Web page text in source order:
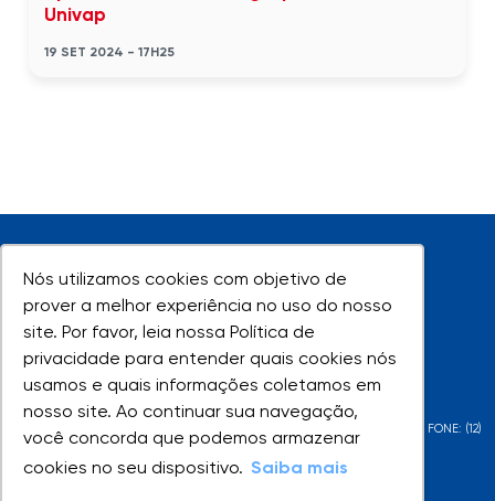
Nós utilizamos cookies com objetivo de
prover a melhor experiência no uso do nosso
site. Por favor, leia nossa Política de
privacidade para entender quais cookies nós
usamos e quais informações coletamos em
nosso site. Ao continuar sua navegação,
você concorda que podemos armazenar
cookies no seu dispositivo. Saiba mais
Nós utilizamos cookies com objetivo de
prover a melhor experiência no uso do nosso
site. Por favor, leia nossa Política de
privacidade para entender quais cookies nós
usamos e quais informações coletamos em
nosso site. Ao continuar sua navegação,
você concorda que podemos armazenar
cookies no seu dispositivo. Saiba mais
Univap
19 SET 2024 - 17H25
UNIVAP - Todos os direitos reservados
AV. SHISHIMA HIFUMI, 2911 - URBANOVA - SÃO JOSÉ DOS CAMPOS - SP - FONE: (12)